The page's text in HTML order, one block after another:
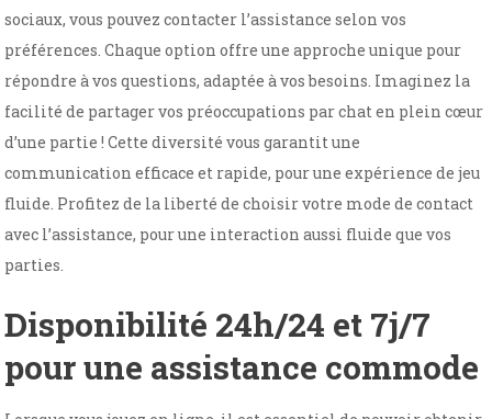
sociaux, vous pouvez contacter l’assistance selon vos
préférences. Chaque option offre une approche unique pour
répondre à vos questions, adaptée à vos besoins. Imaginez la
facilité de partager vos préoccupations par chat en plein cœur
d’une partie ! Cette diversité vous garantit une
communication efficace et rapide, pour une expérience de jeu
fluide. Profitez de la liberté de choisir votre mode de contact
avec l’assistance, pour une interaction aussi fluide que vos
parties.
Disponibilité 24h/24 et 7j/7
pour une assistance commode